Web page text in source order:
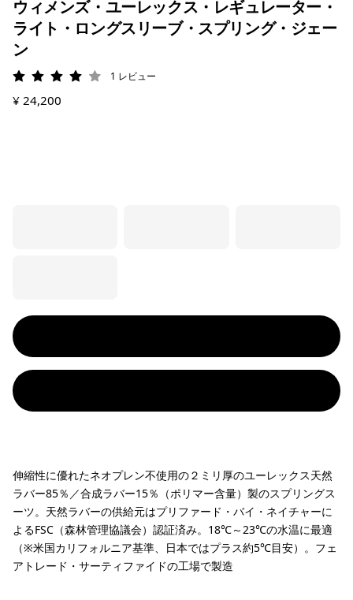
ウィメンズ・ユーレックス・レギュレーター・
ライト・ロングスリーブ・スプリング・ジェー
ン
評価: 4 / 5 1 レビュー
¥ 24,200
伸縮性に優れたネオプレン不使用の２ミリ厚のユーレックス天然
ラバー85％／合成ラバー15％（ポリマー含量）製のスプリングス
ーツ。天然ラバーの供給元はプリファード・バイ・ネイチャーに
よるFSC（森林管理協議会）認証済み。18℃～23℃の水温に最適
（※米国カリフォルニア基準、日本ではプラス約5℃目安）。フェ
アトレード・サーティファイドの工場で製造